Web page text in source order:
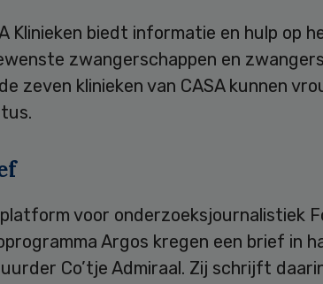
Klinieken biedt informatie en hulp op
zwangerschappen en
zeven klinieken van CASA kunnen
voor onderzoeksjournalistiek
Argos kregen een brief in
Co’tje Admiraal. Zij schrijft